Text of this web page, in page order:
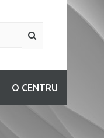
O CENTRU